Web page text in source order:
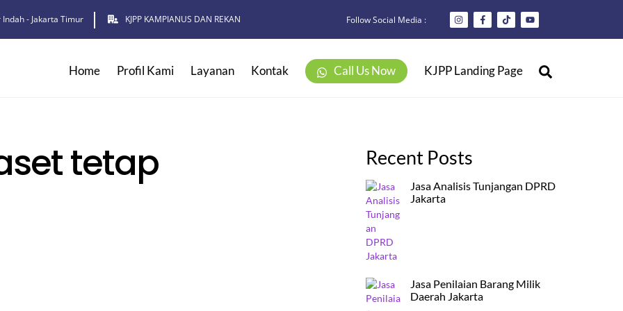
Indah - Jakarta Timur KJPP KAMPIANUS DAN REKAN Follow Social Media :
Home Profil Kami Layanan Kontak Call Us Now KJPP Landing Page
tetap Recent Posts
Jasa Analisis Tunjangan DPRD
Jakarta
Jasa Penilaian Barang Milik
Daerah Jakarta